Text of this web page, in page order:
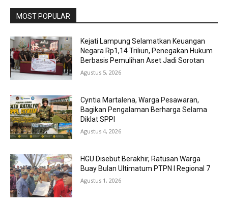
MOST POPULAR
Kejati Lampung Selamatkan Keuangan
Negara Rp1,14 Triliun, Penegakan Hukum
Berbasis Pemulihan Aset Jadi Sorotan
Agustus 5, 2026
Cyntia Martalena, Warga Pesawaran,
Bagikan Pengalaman Berharga Selama
Diklat SPPI
Agustus 4, 2026
HGU Disebut Berakhir, Ratusan Warga
Buay Bulan Ultimatum PTPN I Regional 7
Agustus 1, 2026